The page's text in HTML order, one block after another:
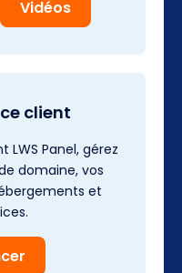
Vidéos
client
LWS Panel, gérez
domaine, vos
et